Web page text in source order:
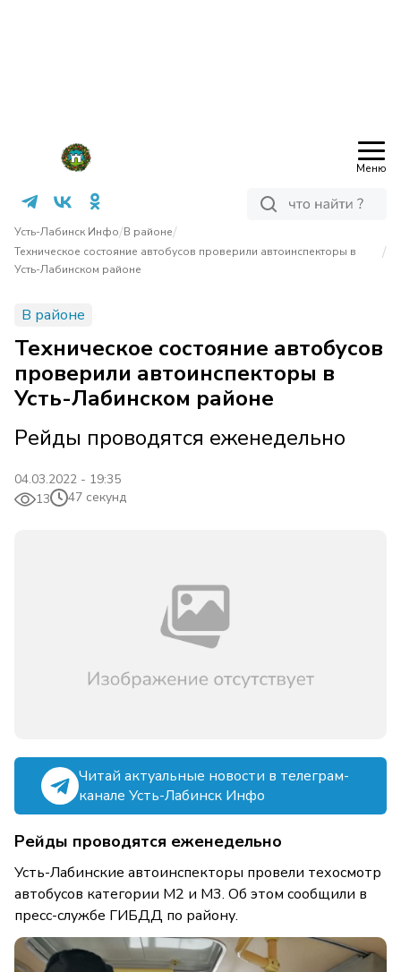
Меню
Усть-Лабинск Инфо/В районе/
Техническое состояние автобусов проверили автоинспекторы в
Усть-Лабинском районе
/
В районе
Техническое состояние автобусов
проверили автоинспекторы в
Усть-Лабинском районе
Рейды проводятся еженедельно
04.03.2022 - 19:35
13
47 секунд
Читай актуальные новости в телеграм-
канале Усть-Лабинск Инфо
Рейды проводятся еженедельно
Усть-Лабинские автоинспекторы провели техосмотр
автобусов категории М2 и М3. Об этом сообщили в
пресс-службе ГИБДД по району.